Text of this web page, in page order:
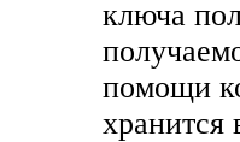
ключа
помощи
хранится